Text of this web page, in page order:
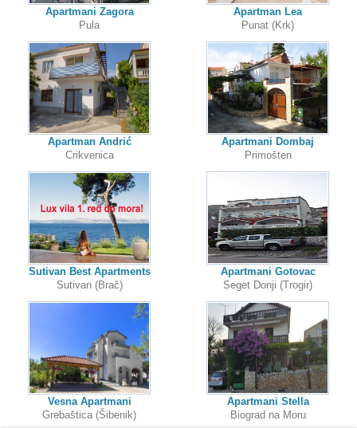
Apartmani Zagora
Pula
Apartman Andrić
Crikvenica
Sutivan Best Apartments
Sutivan (Brač)
Vesna Apartmani
Grebaštica (Šibenik)
Apartman Lea
Punat (Krk)
Apartmani Dombaj
Primošten
Apartmani Gotovac
Seget Donji (Trogir)
Apartmani Stella
Biograd na Moru